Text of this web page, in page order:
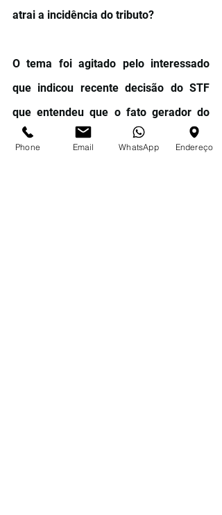
atrai a incidência do tributo?
O tema foi agitado pelo interessado
que indicou recente decisão do STF
que entendeu que o fato gerador do
imposto nasceria com a “transferência
Phone Email WhatsApp Endereço